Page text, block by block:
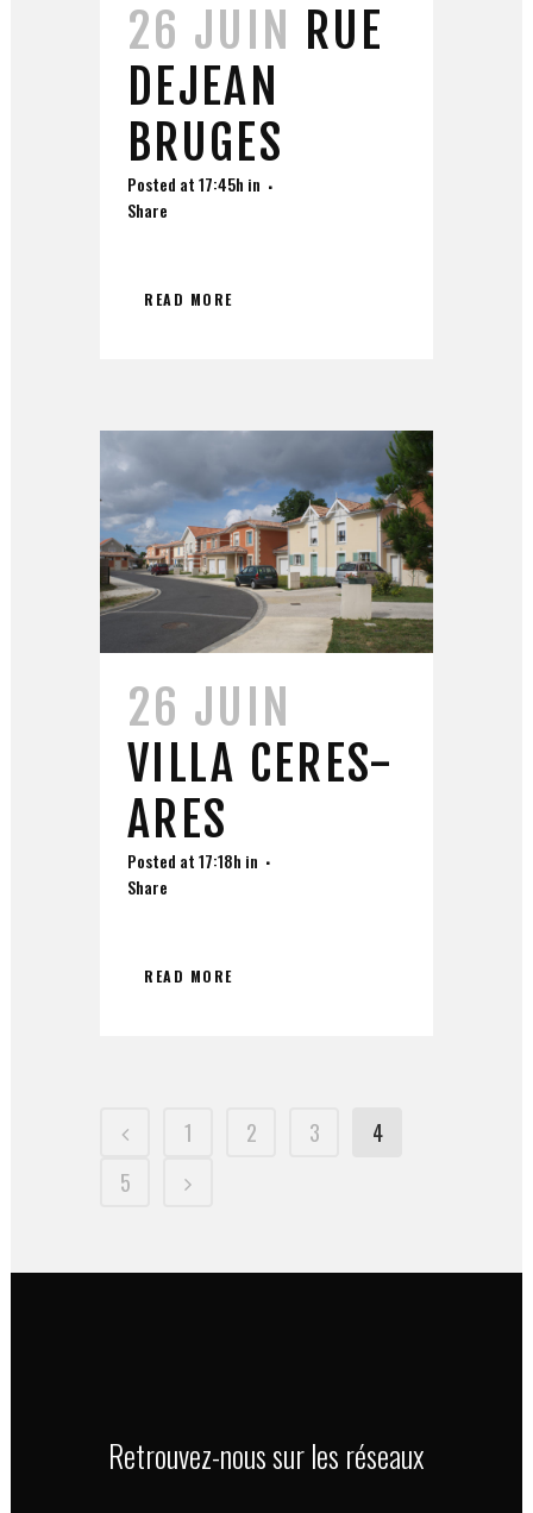
26 JUIN RUE
DEJEAN
BRUGES
Posted at 17:45h in
Share
READ MORE
26 JUIN
VILLA CERES-
ARES
Posted at 17:18h in
Share
READ MORE
1 2 3
4
5
Retrouvez-nous sur les réseaux